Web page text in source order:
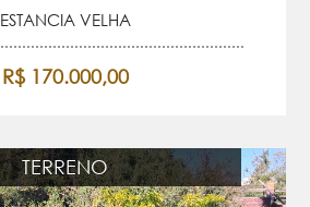
ESTANCIA VELHA
R$ 170.000,00
TERRENO